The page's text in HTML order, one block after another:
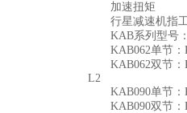
加速扭矩
行星减速机指工
KAB系列型号
KAB062单节：
KAB062双节：
L2
KAB090单节：
KAB090双节：